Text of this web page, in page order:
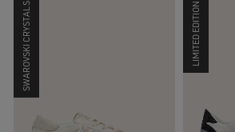
SWAROVSKI CRYSTALS LIMITED EDITION